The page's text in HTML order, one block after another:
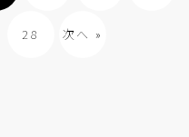
28 次へ »